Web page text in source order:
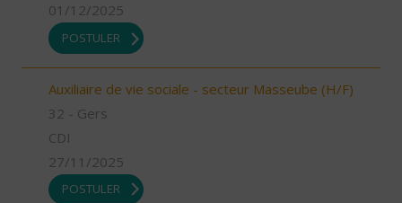
01/12/2025
POSTULER
Auxiliaire de vie sociale - secteur Masseube (H/F)
32 - Gers
CDI
27/11/2025
POSTULER